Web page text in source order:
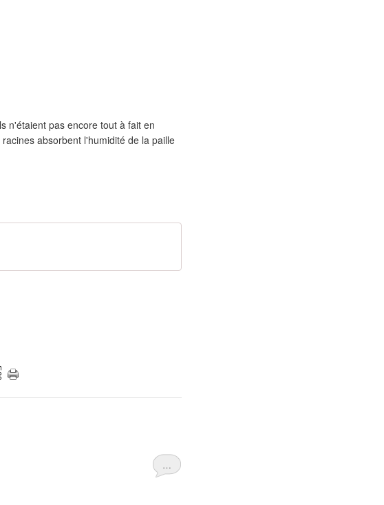
n'étaient pas encore tout à fait en
absorbent l'humidité de la paille
…